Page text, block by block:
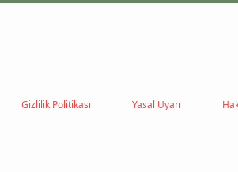
Gizlilik Politikası Yasal Uyarı